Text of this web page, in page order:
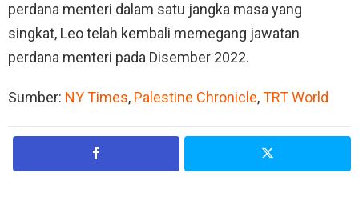
perdana menteri dalam satu jangka masa yang
singkat, Leo telah kembali memegang jawatan
perdana menteri pada Disember 2022.
Sumber: NY Times, Palestine Chronicle,TRT World